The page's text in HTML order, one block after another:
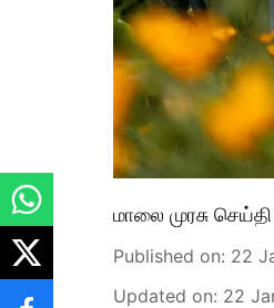
மாலை முரசு செய்தி
Published on: 22
Updated on: 22